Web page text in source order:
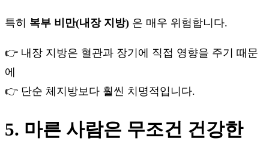
특히 복부 비만(내장 지방) 은 매우 위험합니다.
👉 내장 지방은 혈관과 장기에 직접 영향을 주기 때문
에
👉 단순 체지방보다 훨씬 치명적입니다.
5. 마른 사람은 무조건 건강한